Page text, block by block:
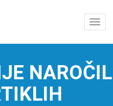
Odpri
meni
NAROČIL